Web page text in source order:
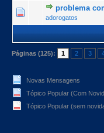
problema
adorogatos
0 Voto(s) -
Páginas (125): 1 2 3
Novas Mensagens
Tópico Popular (Com
Tópico Popular (sem